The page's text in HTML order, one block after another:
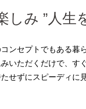
しみ ”人生
ンセプトでもある暮
いただくだけで、す
せずにスピーディに